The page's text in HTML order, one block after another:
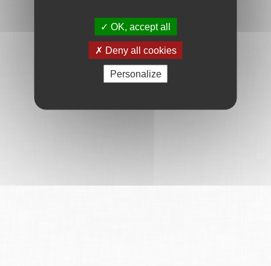
OK, accept all
Deny all cookies
Personalize